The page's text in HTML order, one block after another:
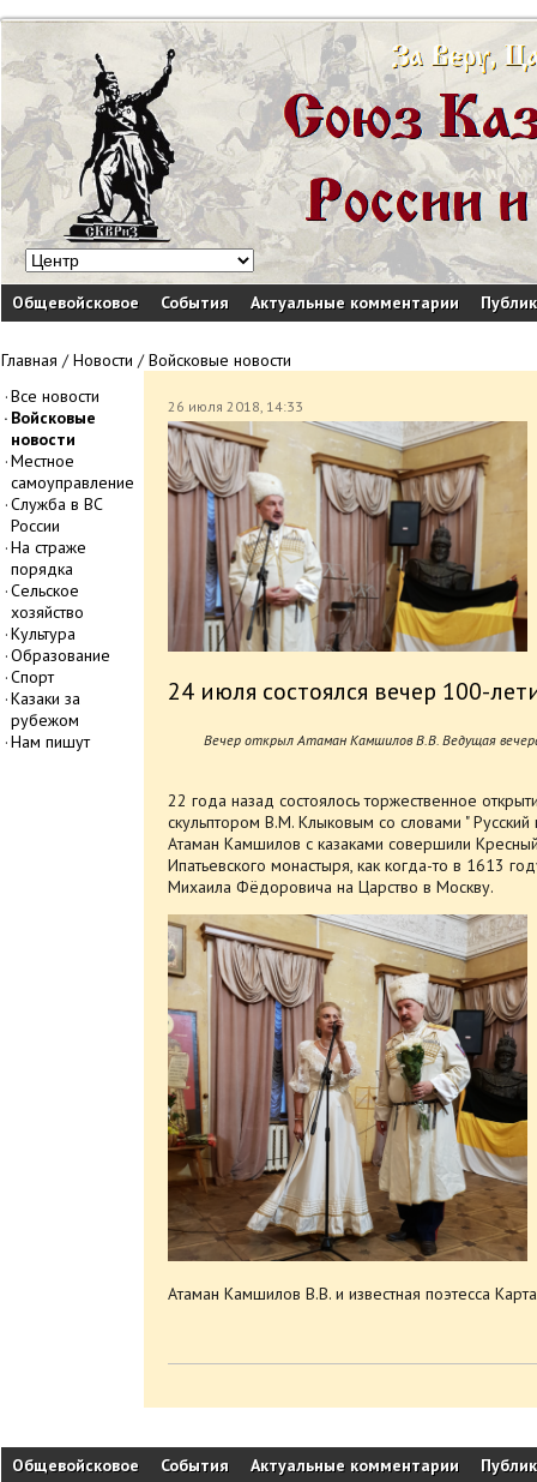
Общевойсковое События Актуальные комментарии
Главная /Новости /Войсковые новости
Все новости
Войсковые
новости
Местное
самоуправление
Служба в ВС
России
На страже
порядка
Сельское
хозяйство
Культура
Образование
Спорт
Казаки за
рубежом
Нам пишут
26 июля 2018, 14:33
24 июля состоялся вечер 100-
Вечер открыл Атаман Камшилов В.В. Ведущая
22 года назад состоялось торжественное
скульптором В.М. Клыковым со словами "
Атаман Камшилов с казаками совершили
Ипатьевского монастыря, как когда-то в 1613
Михаила Фёдоровича на Царство в Москву.
Атаман Камшилов В.В. и известная поэтесса
Общевойсковое События Актуальные комментарии